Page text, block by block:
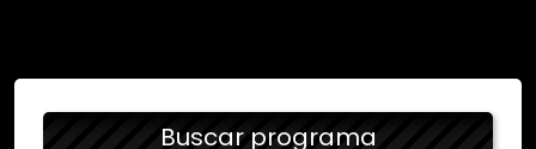
Buscar programa